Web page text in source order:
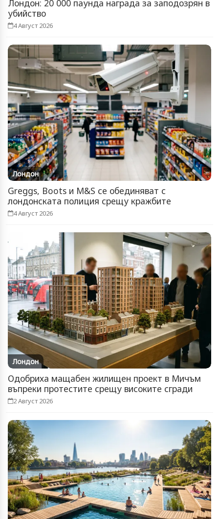
Лондон: 20 000 паунда награда за заподозрян в
убийство
4 Август 2026
Лондон
Greggs, Boots и M&S се обединяват с
лондонската полиция срещу кражбите
4 Август 2026
Лондон
Одобриха мащабен жилищен проект в Мичъм
въпреки протестите срещу високите сгради
2 Август 2026